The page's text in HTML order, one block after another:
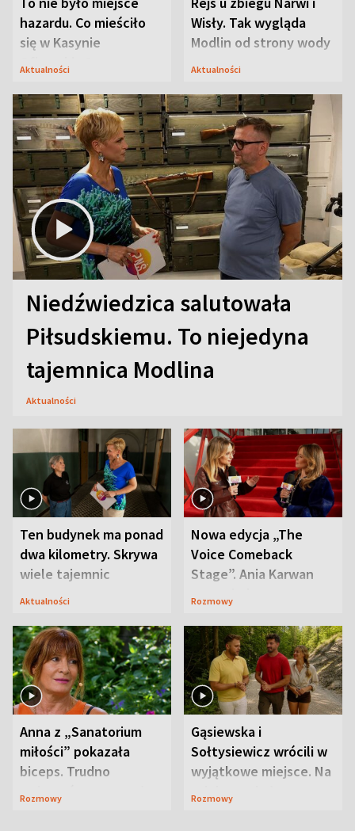
hazardu. Co mieściło
się w Kasynie
Oficerskim?
Aktualności
Wisły. Tak wygląda
Modlin od strony wody
Aktualności
Niedźwiedzica salutowała
Piłsudskiemu. To niejedyna
tajemnica Modlina
Aktualności
Ten budynek ma ponad
dwa kilometry. Skrywa
wiele tajemnic
Aktualności
Nowa edycja „The
Voice Comeback
Stage”. Ania Karwan
zapowiada
Rozmowy
Anna z „Sanatorium
miłości” pokazała
biceps. Trudno
uwierzyć, co przeszła
Rozmowy
Gąsiewska i
Sołtysiewicz wrócili w
wyjątkowe miejsce. Na
szlaku czekał
Rozmowy